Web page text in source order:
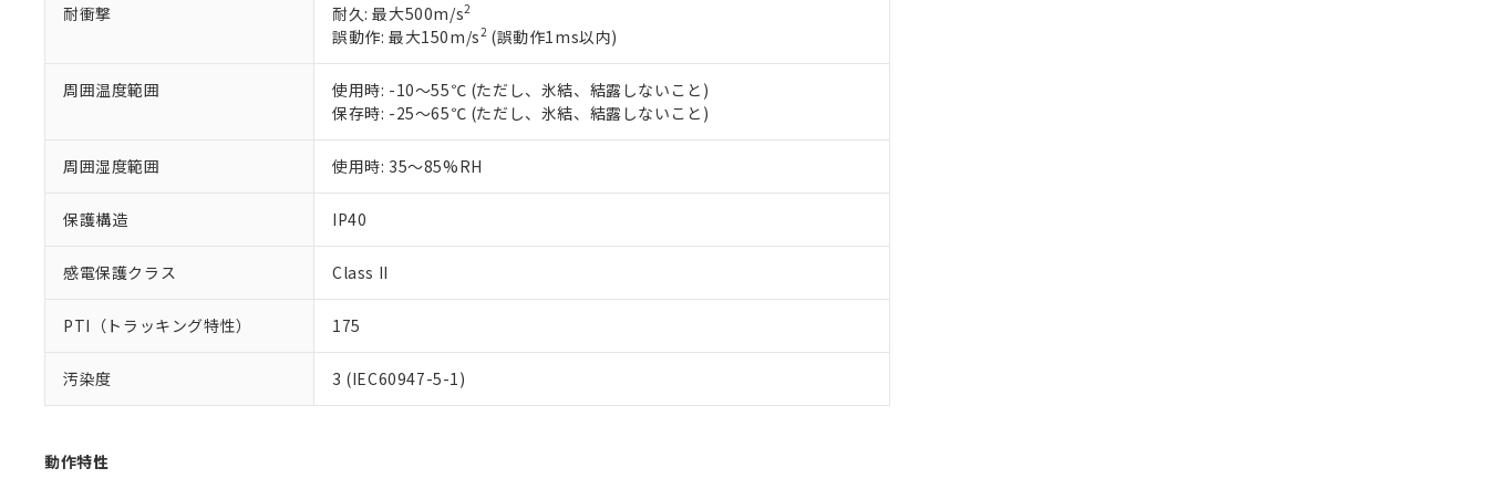
耐衝撃 耐久: 最大500m/s2
誤動作: 最大150m/s2(誤動作1ms以内)
周囲温度範囲
使用時: -10～55℃ (ただし、氷結、結露しないこと)
保存時: -25～65℃ (ただし、氷結、結露しないこと)
周囲湿度範囲 使用時: 35～85%RH
保護構造 IP40
感電保護クラス Class II
PTI（トラッキング特性） 175
汚染度 3 (IEC60947-5-1)
動作特性
いる法人を指します。
EU RoHS指令（10物質）の非含有証明書
51物質の非含有証明書（当社基準）
※本証明書は発行日時点で非含有を証明するもので、過去に遡って非含有を証明するものではありません。
また、RoHS指令のフタル酸エステル類４物質の対応では、対応完了までの期間は出荷製品に未対応品が
混在することから備考欄に対応日を記載しておりました。
既に当社にて対応品への在庫切替を完了していることから、特段のことがない限り、2022年1月12日よ
り割愛しております。